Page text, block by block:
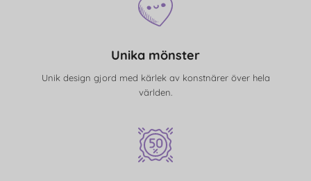
Unika mönster
Unik design gjord med kärlek av konstnärer över hela
världen.